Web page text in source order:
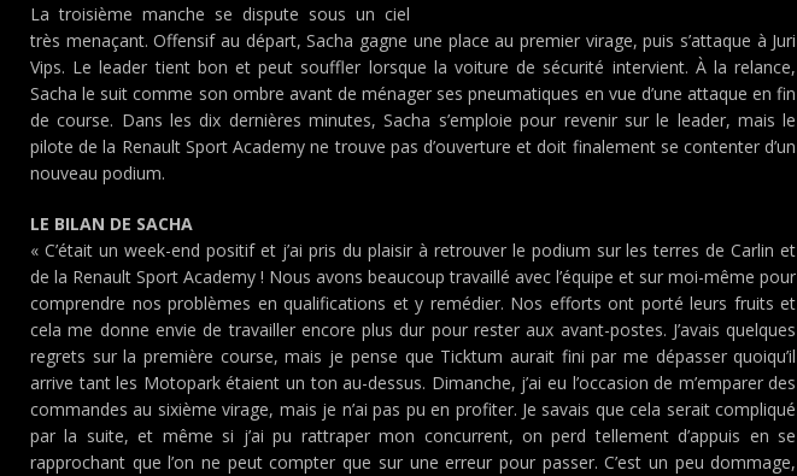
La troisième manche se dispute sous un ciel
très menaçant. Offensif au départ, Sacha gagne une place au premier virage, puis s’attaque à Juri
Vips. Le leader tient bon et peut souffler lorsque la voiture de sécurité intervient. À la relance,
Sacha le suit comme son ombre avant de ménager ses pneumatiques en vue d’une attaque en fin
de course. Dans les dix dernières minutes, Sacha s’emploie pour revenir sur le leader, mais le
pilote de la Renault Sport Academy ne trouve pas d’ouverture et doit finalement se contenter d’un
nouveau podium.
LE BILAN DE SACHA
« C’était un week-end positif et j’ai pris du plaisir à retrouver le podium sur les terres de Carlin et
de la Renault Sport Academy ! Nous avons beaucoup travaillé avec l’équipe et sur moi-même pour
comprendre nos problèmes en qualifications et y remédier. Nos efforts ont porté leurs fruits et
cela me donne envie de travailler encore plus dur pour rester aux avant-postes. J’avais quelques
regrets sur la première course, mais je pense que Ticktum aurait fini par me dépasser quoiqu’il
arrive tant les Motopark étaient un ton au-dessus. Dimanche, j’ai eu l’occasion de m’emparer des
commandes au sixième virage, mais je n’ai pas pu en profiter. Je savais que cela serait compliqué
par la suite, et même si j’ai pu rattraper mon concurrent, on perd tellement d’appuis en se
rapprochant que l’on ne peut compter que sur une erreur pour passer. C’est un peu dommage,